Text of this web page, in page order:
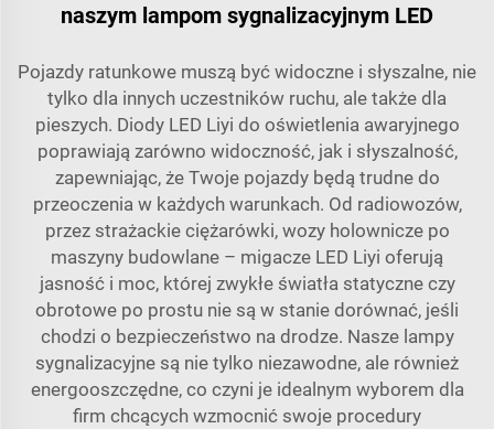
naszym lampom sygnalizacyjnym LED
Pojazdy ratunkowe muszą być widoczne i słyszalne, nie
tylko dla innych uczestników ruchu, ale także dla
pieszych. Diody LED Liyi do oświetlenia awaryjnego
poprawiają zarówno widoczność, jak i słyszalność,
zapewniając, że Twoje pojazdy będą trudne do
przeoczenia w każdych warunkach. Od radiowozów,
przez strażackie ciężarówki, wozy holownicze po
maszyny budowlane – migacze LED Liyi oferują
jasność i moc, której zwykłe światła statyczne czy
obrotowe po prostu nie są w stanie dorównać, jeśli
chodzi o bezpieczeństwo na drodze. Nasze lampy
sygnalizacyjne są nie tylko niezawodne, ale również
energooszczędne, co czyni je idealnym wyborem dla
firm chcących wzmocnić swoje procedury